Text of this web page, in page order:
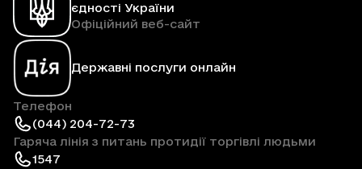
єдності України
Офіційний веб-сайт
Державні послуги онлайн
Телефон
(044) 204-72-73
Гаряча лінія з питань протидії торгівлі людьми
1547